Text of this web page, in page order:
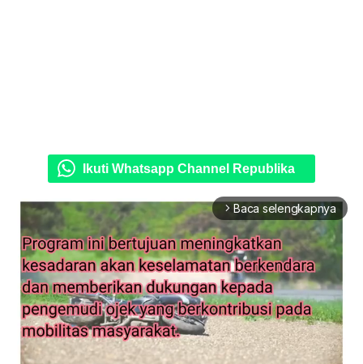
Ikuti Whatsapp Channel Republika
arrow_forward_ios Baca selengkapnya